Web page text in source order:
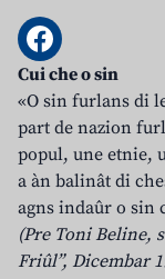
Cui che o sin
«O sin furlans di
part de nazion
popul, une etnie,
a àn balinât di
agns indaûr o sin
(Pre Toni Beline,
Friûl”, Dicembar